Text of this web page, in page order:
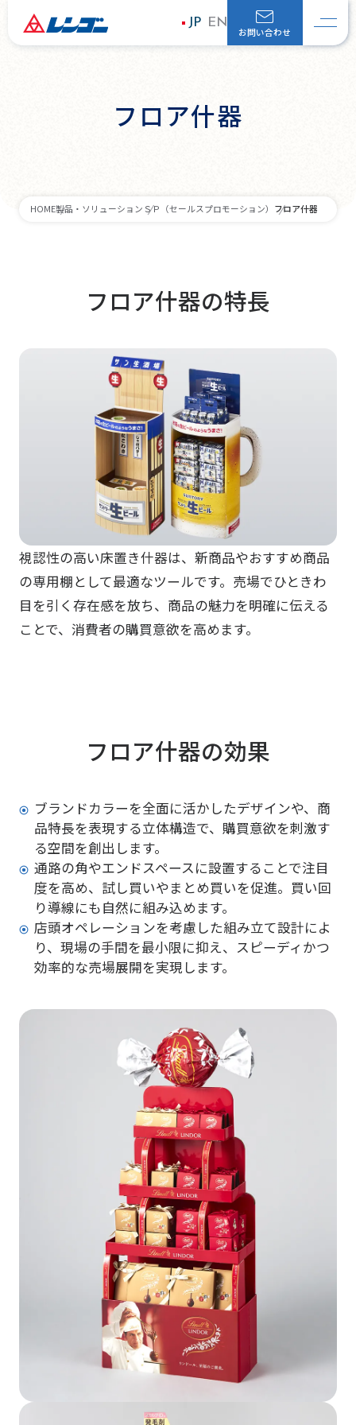
JP EN
お問い合わせ
フロア什器
HOME製品・ソリューション ＳＰ（セールスプロモーション） フロア什器
フロア什器の特長
視認性の高い床置き什器は、新商品やおすすめ商品
の専用棚として最適なツールです。売場でひときわ
目を引く存在感を放ち、商品の魅力を明確に伝える
ことで、消費者の購買意欲を高めます。
フロア什器の効果
ブランドカラーを全面に活かしたデザインや、商
品特長を表現する立体構造で、購買意欲を刺激す
る空間を創出します。
通路の角やエンドスペースに設置することで注目
度を高め、試し買いやまとめ買いを促進。買い回
り導線にも自然に組み込めます。
店頭オペレーションを考慮した組み立て設計によ
り、現場の手間を最小限に抑え、スピーディかつ
効率的な売場展開を実現します。